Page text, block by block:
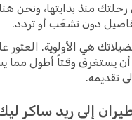
منذ بدايتها، ونحن
دون تشعّب أو تردد.
هي الأولوية. العثور
أن يستغرق وقتاً أطول مما
تقديمه.
إلى ريد ساكر